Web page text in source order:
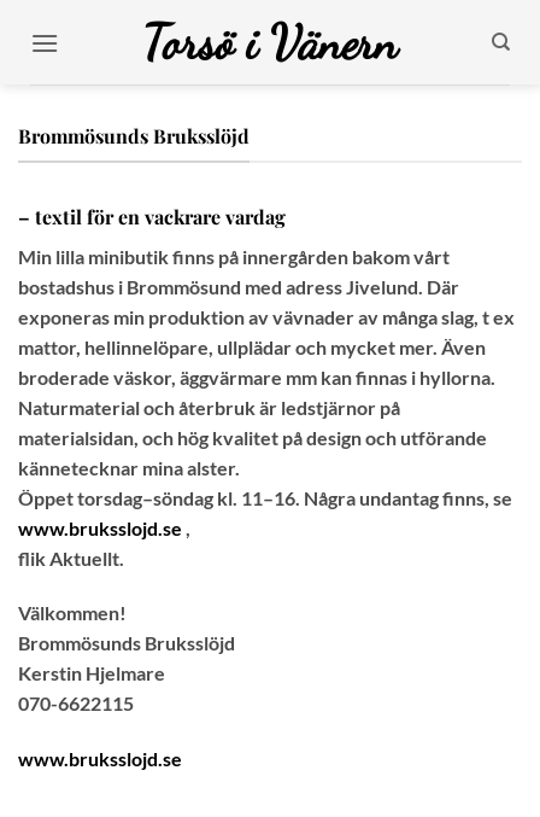
Torsö i Vänern
Brommösunds Bruksslöjd
– textil för en vackrare vardag
Min lilla minibutik finns på innergården bakom vårt
bostadshus i Brommösund med adress Jivelund. Där
exponeras min produktion av vävnader av många slag, t ex
mattor, hellinnelöpare, ullplädar och mycket mer. Även
broderade väskor, äggvärmare mm kan finnas i hyllorna.
Naturmaterial och återbruk är ledstjärnor på
materialsidan, och hög kvalitet på design och utförande
kännetecknar mina alster.
Öppet torsdag–söndag kl. 11–16. Några undantag finns, se
www.bruksslojd.se
flik Aktuellt.
Välkommen!
Brommösunds Bruksslöjd
Kerstin Hjelmare
070-6622115
www.bruksslojd.se